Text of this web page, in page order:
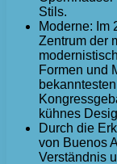
Stils.
Moderne: Im
Zentrum der
Formen und
kühnes
Durch die
von Buenos
Verständnis